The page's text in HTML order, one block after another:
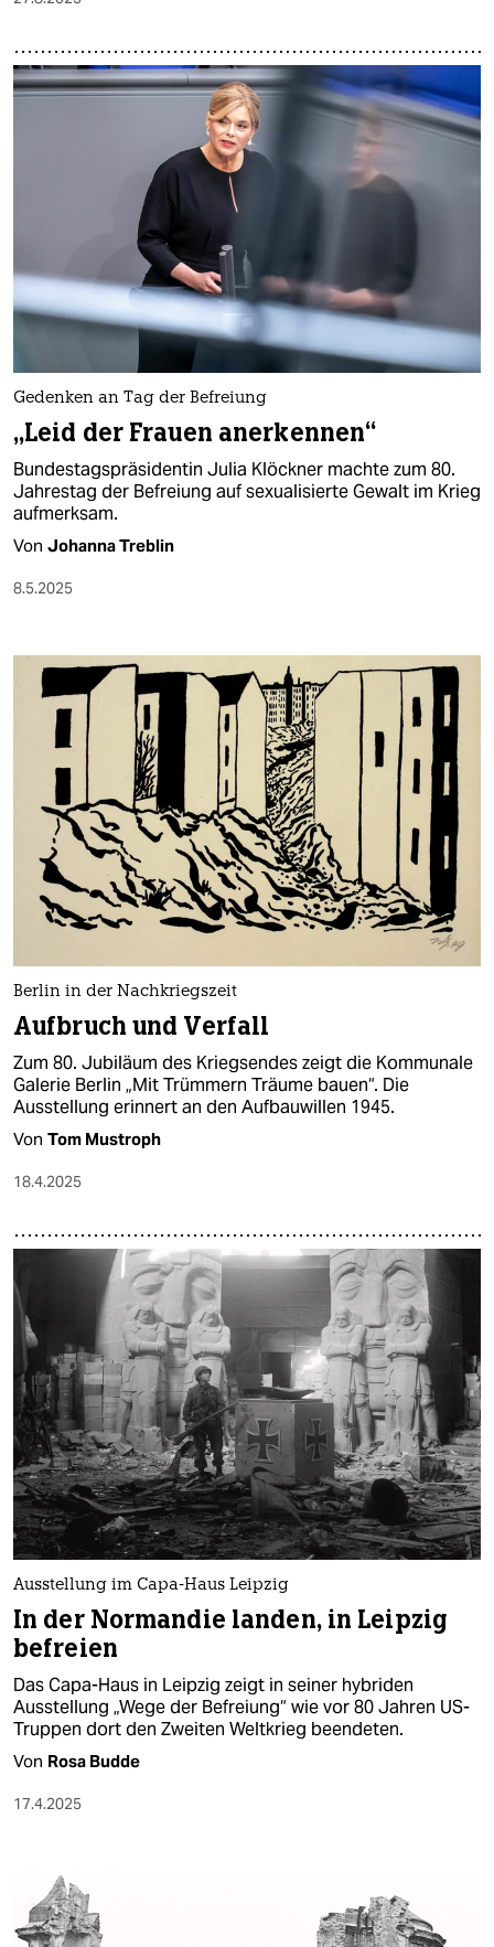
Gedenken an Tag der Befreiung
„Leid der Frauen anerkennen“
Bundestagspräsidentin Julia Klöckner machte zum 80.
Jahrestag der Befreiung auf sexualisierte Gewalt im Krieg
aufmerksam.
Von Johanna Treblin
8.5.2025
Berlin in der Nachkriegszeit
Aufbruch und Verfall
Zum 80. Jubiläum des Kriegsendes zeigt die Kommunale
Galerie Berlin „Mit Trümmern Träume bauen“. Die
Ausstellung erinnert an den Aufbauwillen 1945.
Von Tom Mustroph
18.4.2025
Ausstellung im Capa-Haus Leipzig
In der Normandie landen, in Leipzig
befreien
Das Capa-Haus in Leipzig zeigt in seiner hybriden
Ausstellung „Wege der Befreiung“ wie vor 80 Jahren US-
Truppen dort den Zweiten Weltkrieg beendeten.
Von Rosa Budde
17.4.2025